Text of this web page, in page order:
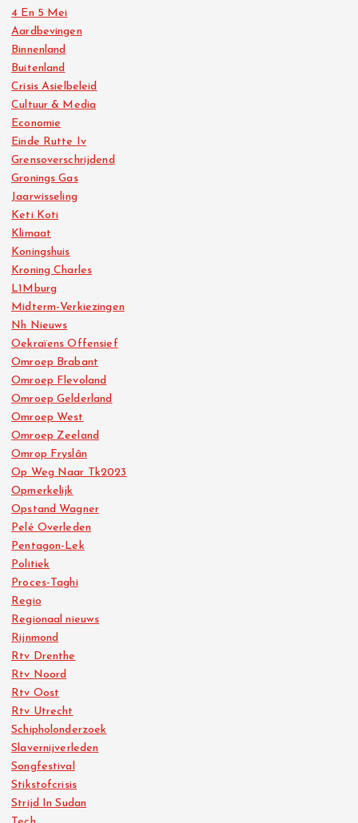
4 En 5 Mei
Aardbevingen
Binnenland
Buitenland
Crisis Asielbeleid
Cultuur & Media
Economie
Einde Rutte Iv
Grensoverschrijdend
Gronings Gas
Jaarwisseling
Keti Koti
Klimaat
Koningshuis
Kroning Charles
L1Mburg
Midterm-Verkiezingen
Nh Nieuws
Oekraïens Offensief
Omroep Brabant
Omroep Flevoland
Omroep Gelderland
Omroep West
Omroep Zeeland
Omrop Fryslân
Op Weg Naar Tk2023
Opmerkelijk
Opstand Wagner
Pelé Overleden
Pentagon-Lek
Politiek
Proces-Taghi
Regio
Regionaal nieuws
Rijnmond
Rtv Drenthe
Rtv Noord
Rtv Oost
Rtv Utrecht
Schipholonderzoek
Slavernijverleden
Songfestival
Stikstofcrisis
Strijd In Sudan